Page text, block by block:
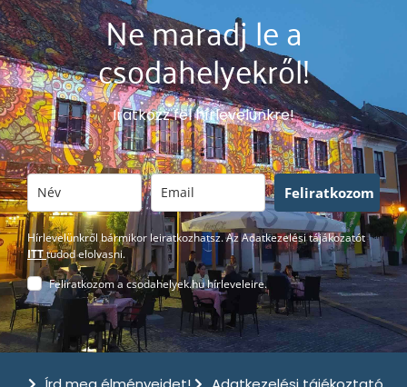
Ne maradj le a
csodahelyekről!
Iratkozz fel hírlevelünkre!
Feliratkozom
Hírlevelünkről bármikor leiratkozhatsz. Az Adatkezelési tájákozatót
ITTtudod elolvasni.
Feliratkozom a csodahelyek.hu hírleveleire.